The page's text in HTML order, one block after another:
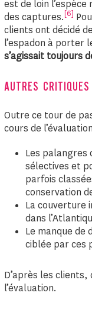
est de loin
des captures. [6]
clients ont décidé de
l’espadon à porter
s’agissait toujours
AUTRES CRITIQUES
Outre ce tour de
cours de
Les palangres
sélectives et
parfois
conservation
La couverture
dans
Le manque de
ciblée par ces
D’après les
l’évaluation.